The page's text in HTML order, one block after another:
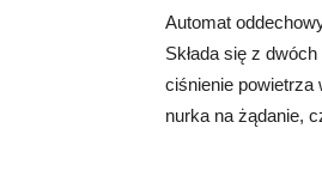
Automat
Składa się z
ciśnienie powietrza
nurka na żądanie,